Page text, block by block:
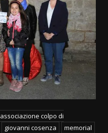
associazione colpo di
giovanni cosenza
memorial